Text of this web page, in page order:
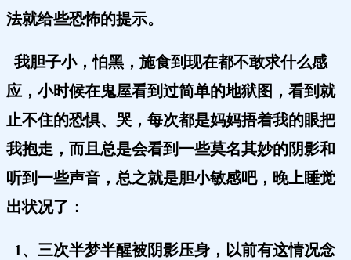
法就给些恐怖的提示。
我胆子小，怕黑，施食到现在都不敢求什么感
应，小时候在鬼屋看到过简单的地狱图，看到就
止不住的恐惧、哭，每次都是妈妈捂着我的眼把
我抱走，而且总是会看到一些莫名其妙的阴影和
听到一些声音，总之就是胆小敏感吧，晚上睡觉
出状况了：
1、三次半梦半醒被阴影压身，以前有这情况念